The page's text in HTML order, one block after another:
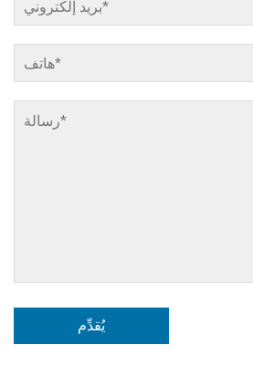
يُقدِّم